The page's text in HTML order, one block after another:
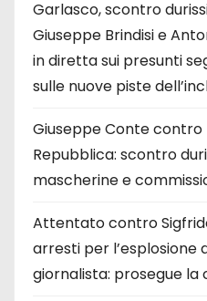
Garlasco, scontro
Giuseppe Brindisi e
in diretta sui presunti
sulle nuove piste
Giuseppe Conte
Repubblica: scontro
mascherine e
Attentato contro
arresti per l’esplosione
giornalista: prosegue